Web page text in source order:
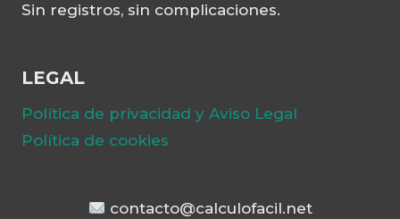
Sin registros, sin complicaciones.
LEGAL
Política de privacidad y Aviso Legal
Política de cookies
contacto@calculofacil.net